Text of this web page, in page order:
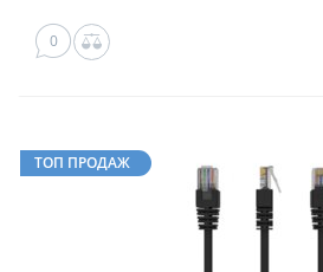
0
ТОП ПРОДАЖ